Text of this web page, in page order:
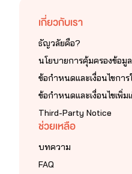
เกี่ยวกับเรา
ธัญวลัยคือ?
นโยบายการคุ้มครองข้อมู
ข้อกำหนดและเงื่อนไขกา
ข้อกำหนดและเงื่อนไขเพิ่
Third-Party Notice
ช่วยเหลือ
บทความ
FAQ